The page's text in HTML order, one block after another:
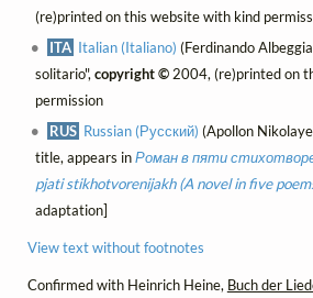
(re)printed on this website with kind
ITA Italian (Italiano) (Ferdinando
solitario", copyright ©2004, (re)printed on
permission
RUS Russian (Русский) (Apollon
title, appears inРоман в пяти
pjati stikhotvorenijakh (A novel in five
adaptation]
View text without footnotes
Confirmed with Heinrich Heine, Buch der